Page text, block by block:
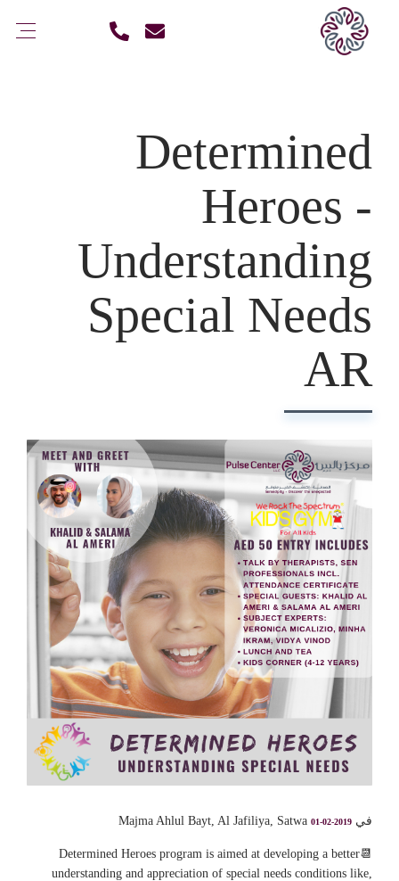
Determined
Heroes -
Understanding
Special Needs
AR
في Majma Ahlul Bayt, Al Jafiliya, Satwa 01-02-2019
📆Determined Heroes program is aimed at developing a better
understanding and appreciation of special needs conditions like,